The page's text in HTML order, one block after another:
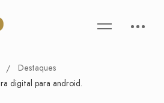
Destaques
digital para android.